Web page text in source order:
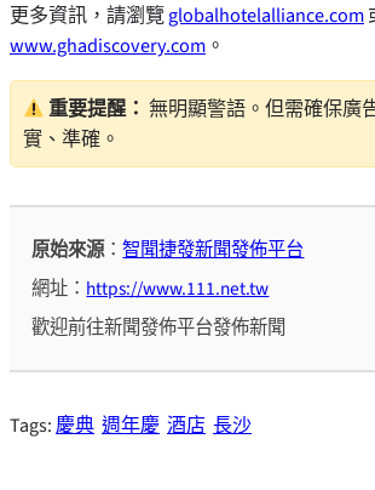
更多資訊，請瀏覽globalhotelalliance.com
www.ghadiscovery.com 。
重要提醒： 無明顯警語。但需確保廣
實、準確。
原始來源：智聞捷發新聞發佈平台
網址： https://www.111.net.tw
歡迎前往新聞發佈平台發佈新聞
Tags:慶典 週年慶 酒店 長沙